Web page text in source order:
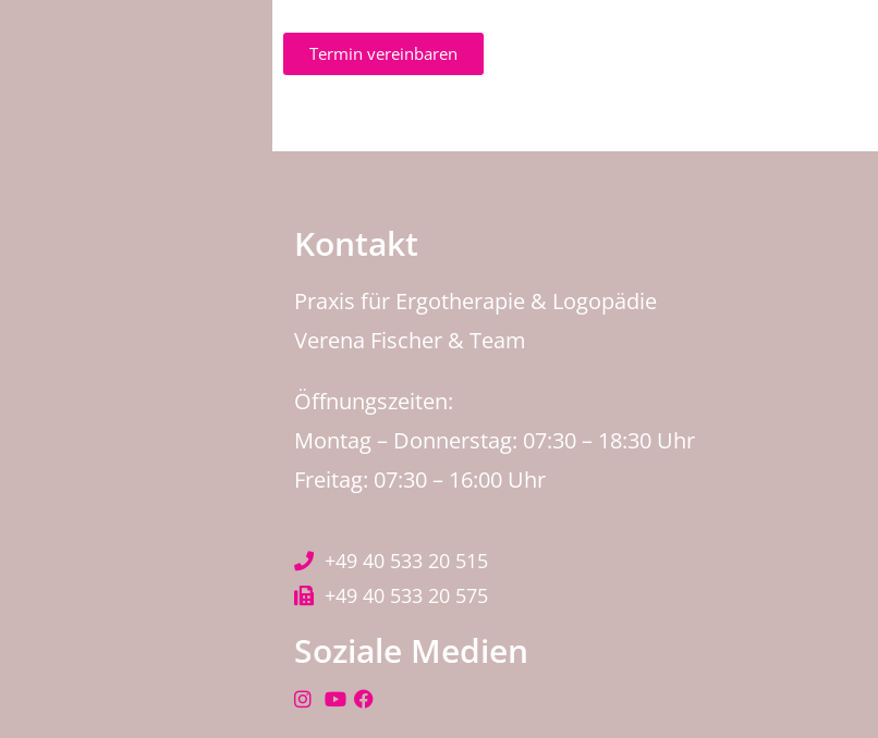
Termin vereinbaren
Kontakt
Praxis für Ergotherapie & Logopädie
Verena Fischer & Team
Öffnungszeiten:
Montag – Donnerstag: 07:30 – 18:30 Uhr
Freitag: 07:30 – 16:00 Uhr
+49 40 533 20 515
+49 40 533 20 575
Soziale Medien